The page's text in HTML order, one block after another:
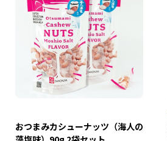
おつまみカシューナッツ（海人の